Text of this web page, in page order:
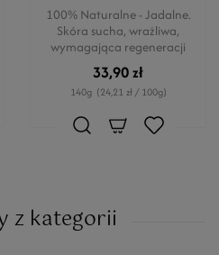
100% Naturalne - Jadalne.
Skóra sucha, wrażliwa,
wymagająca regeneracji
33,90 zł
140g (24,21 zł / 100g)
z kategorii